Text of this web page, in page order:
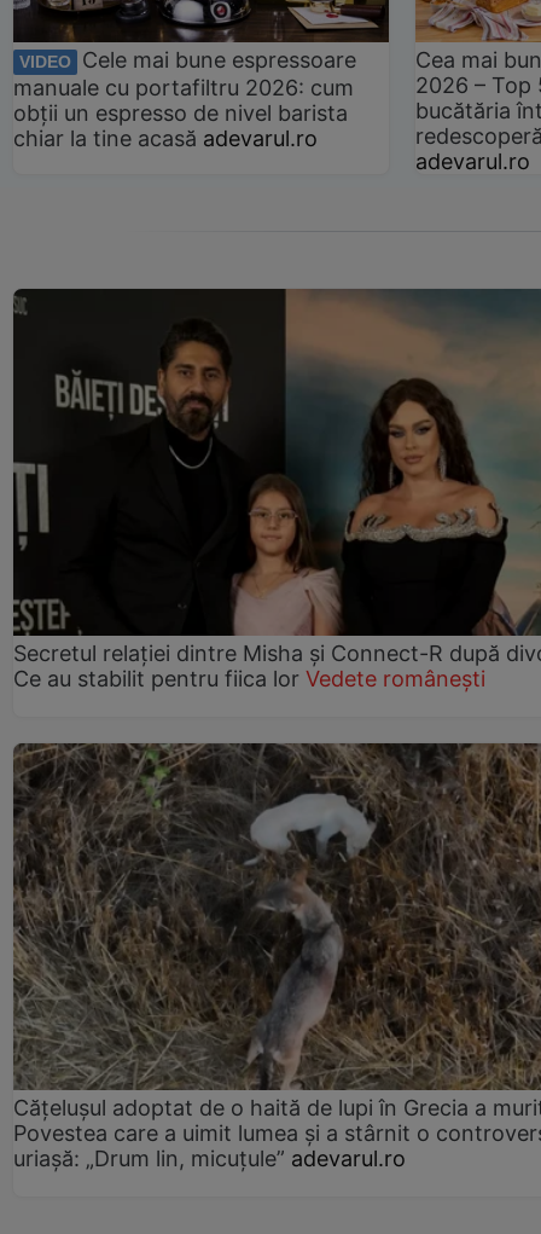
VIDEO
Cele mai bune espressoare
manuale cu portafiltru 2026: cum
obții un espresso de nivel barista
chiar la tine acasă adevarul.ro
Cea mai
2026 –
bucătăria
adevarul.ro
Secretul relației dintre Misha și Connect-R după
Ce au stabilit pentru fiica lor Vedete românești
Cățelușul adoptat de o haită de lupi în Grecia a
Povestea care a uimit lumea și a stârnit o
uriașă: „Drum lin, micuțule” adevarul.ro